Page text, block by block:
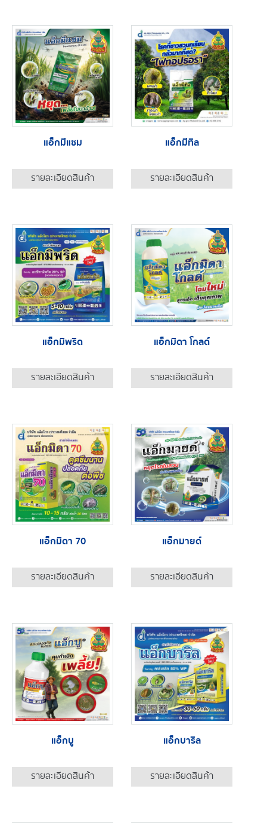
แอ็กมีแซม
รายละเอียดสินค้า
แอ็กมีทิล
รายละเอียดสินค้า
แอ็กมิพริด
รายละเอียดสินค้า
แอ็กมิดา โกลด์
รายละเอียดสินค้า
แอ็กมิดา 70
รายละเอียดสินค้า
แอ็กมายด์
รายละเอียดสินค้า
แอ็กบู
รายละเอียดสินค้า
แอ็กบาริล
รายละเอียดสินค้า